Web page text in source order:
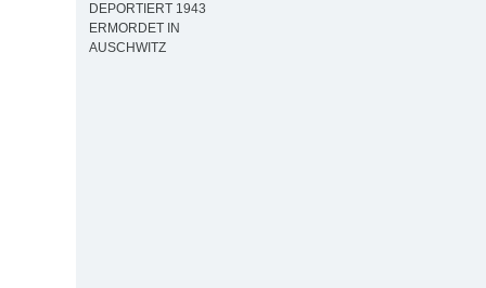
DEPORTIERT 1943
ERMORDET IN
AUSCHWITZ